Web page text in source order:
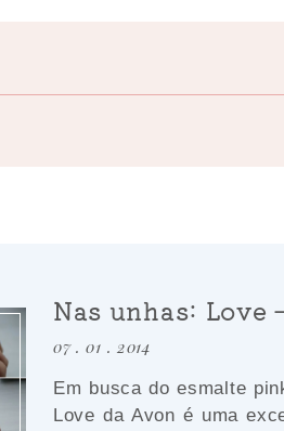
Nas unhas: Love
07 . 01 . 2014
Em busca do esmalte
Love da Avon é uma